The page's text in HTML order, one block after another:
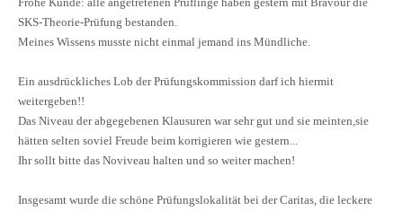
SKS-Theorie-Prüfung bestanden.
Meines Wissens musste nicht einmal jemand ins Mündliche.
Ein ausdrückliches Lob der Prüfungskommission darf ich hiermit
weitergeben!!
Das Niveau der abgegebenen Klausuren war sehr gut und sie meinten,sie
hätten selten soviel Freude beim korrigieren wie gestern...
Ihr sollt bitte das Noviveau halten und so weiter machen!
Insgesamt wurde die schöne Prüfungslokalität bei der Caritas, die leckere